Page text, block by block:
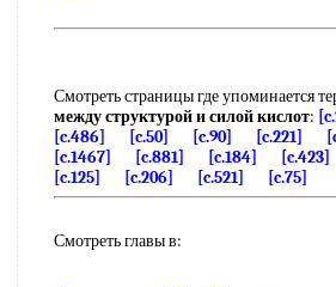
Смотреть страницы где упоминается
между структурой и силой кислот:
[c.486]
[c.50] [c.90] [c.221]
[c.1467]
[c.881] [c.184] [c.423]
[c.125]
[c.206] [c.521] [c.75]
Смотреть главы в: